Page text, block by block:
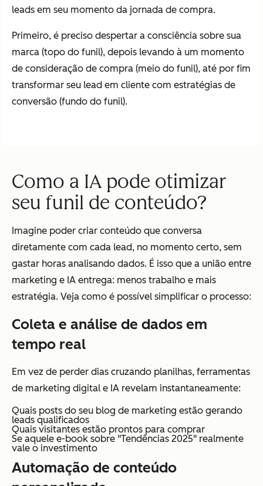
leads em seu momento da jornada de compra.
Primeiro, é preciso despertar a consciência sobre sua
marca (topo do funil), depois levando à um momento
de consideração de compra (meio do funil), até por fim
transformar seu lead em cliente com estratégias de
conversão (fundo do funil).
Como a IA pode otimizar
seu funil de conteúdo?
Imagine poder criar conteúdo que conversa
diretamente com cada lead, no momento certo, sem
gastar horas analisando dados. É isso que a união entre
marketing e IA entrega: menos trabalho e mais
estratégia. Veja como é possível simplificar o processo:
Coleta e análise de dados em
tempo real
Em vez de perder dias cruzando planilhas, ferramentas
de marketing digital e IA revelam instantaneamente:
Quais posts do seu blog de marketing estão gerando
leads qualificados
Quais visitantes estão prontos para comprar
Se aquele e-book sobre "Tendências 2025" realmente
vale o investimento
Automação de conteúdo